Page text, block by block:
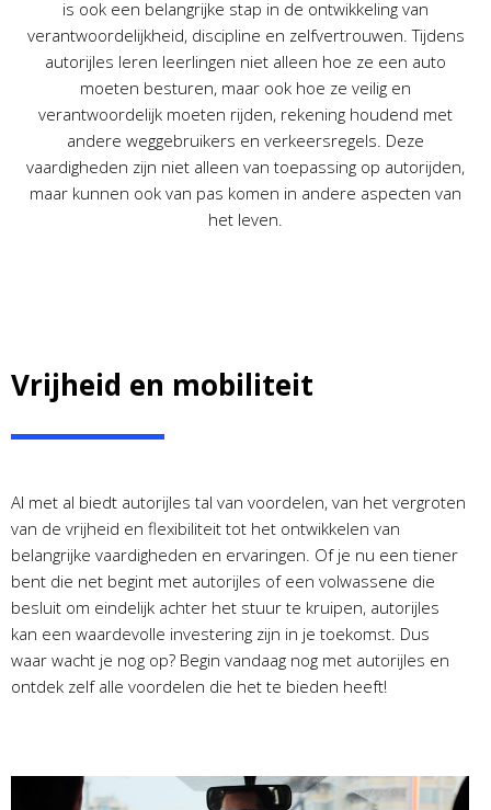
is ook een belangrijke stap in de ontwikkeling van
verantwoordelijkheid, discipline en zelfvertrouwen. Tijdens
autorijles leren leerlingen niet alleen hoe ze een auto
moeten besturen, maar ook hoe ze veilig en
verantwoordelijk moeten rijden, rekening houdend met
andere weggebruikers en verkeersregels. Deze
vaardigheden zijn niet alleen van toepassing op autorijden,
maar kunnen ook van pas komen in andere aspecten van
het leven.
Vrijheid en mobiliteit
Al met al biedt autorijles tal van voordelen, van het vergroten
van de vrijheid en flexibiliteit tot het ontwikkelen van
belangrijke vaardigheden en ervaringen. Of je nu een tiener
bent die net begint met autorijles of een volwassene die
besluit om eindelijk achter het stuur te kruipen, autorijles
kan een waardevolle investering zijn in je toekomst. Dus
waar wacht je nog op? Begin vandaag nog met autorijles en
ontdek zelf alle voordelen die het te bieden heeft!